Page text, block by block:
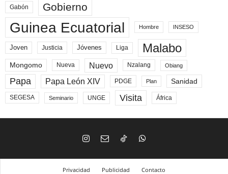
Gabón Gobierno
Guinea Ecuatorial Hombre INSESO
Joven Justicia Jóvenes Liga Malabo
Mongomo Nueva Nuevo Nzalang Obiang
Papa Papa León XIV PDGE Plan Sanidad
SEGESA Seminario UNGE Visita África
Privacidad Publicidad Contacto